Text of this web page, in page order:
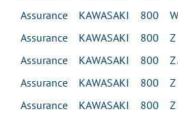
Assurance KAWASAKI 800 W
Assurance KAWASAKI 800 Z
Assurance KAWASAKI 800 Z
Assurance KAWASAKI 800 Z
Assurance KAWASAKI 800 Z